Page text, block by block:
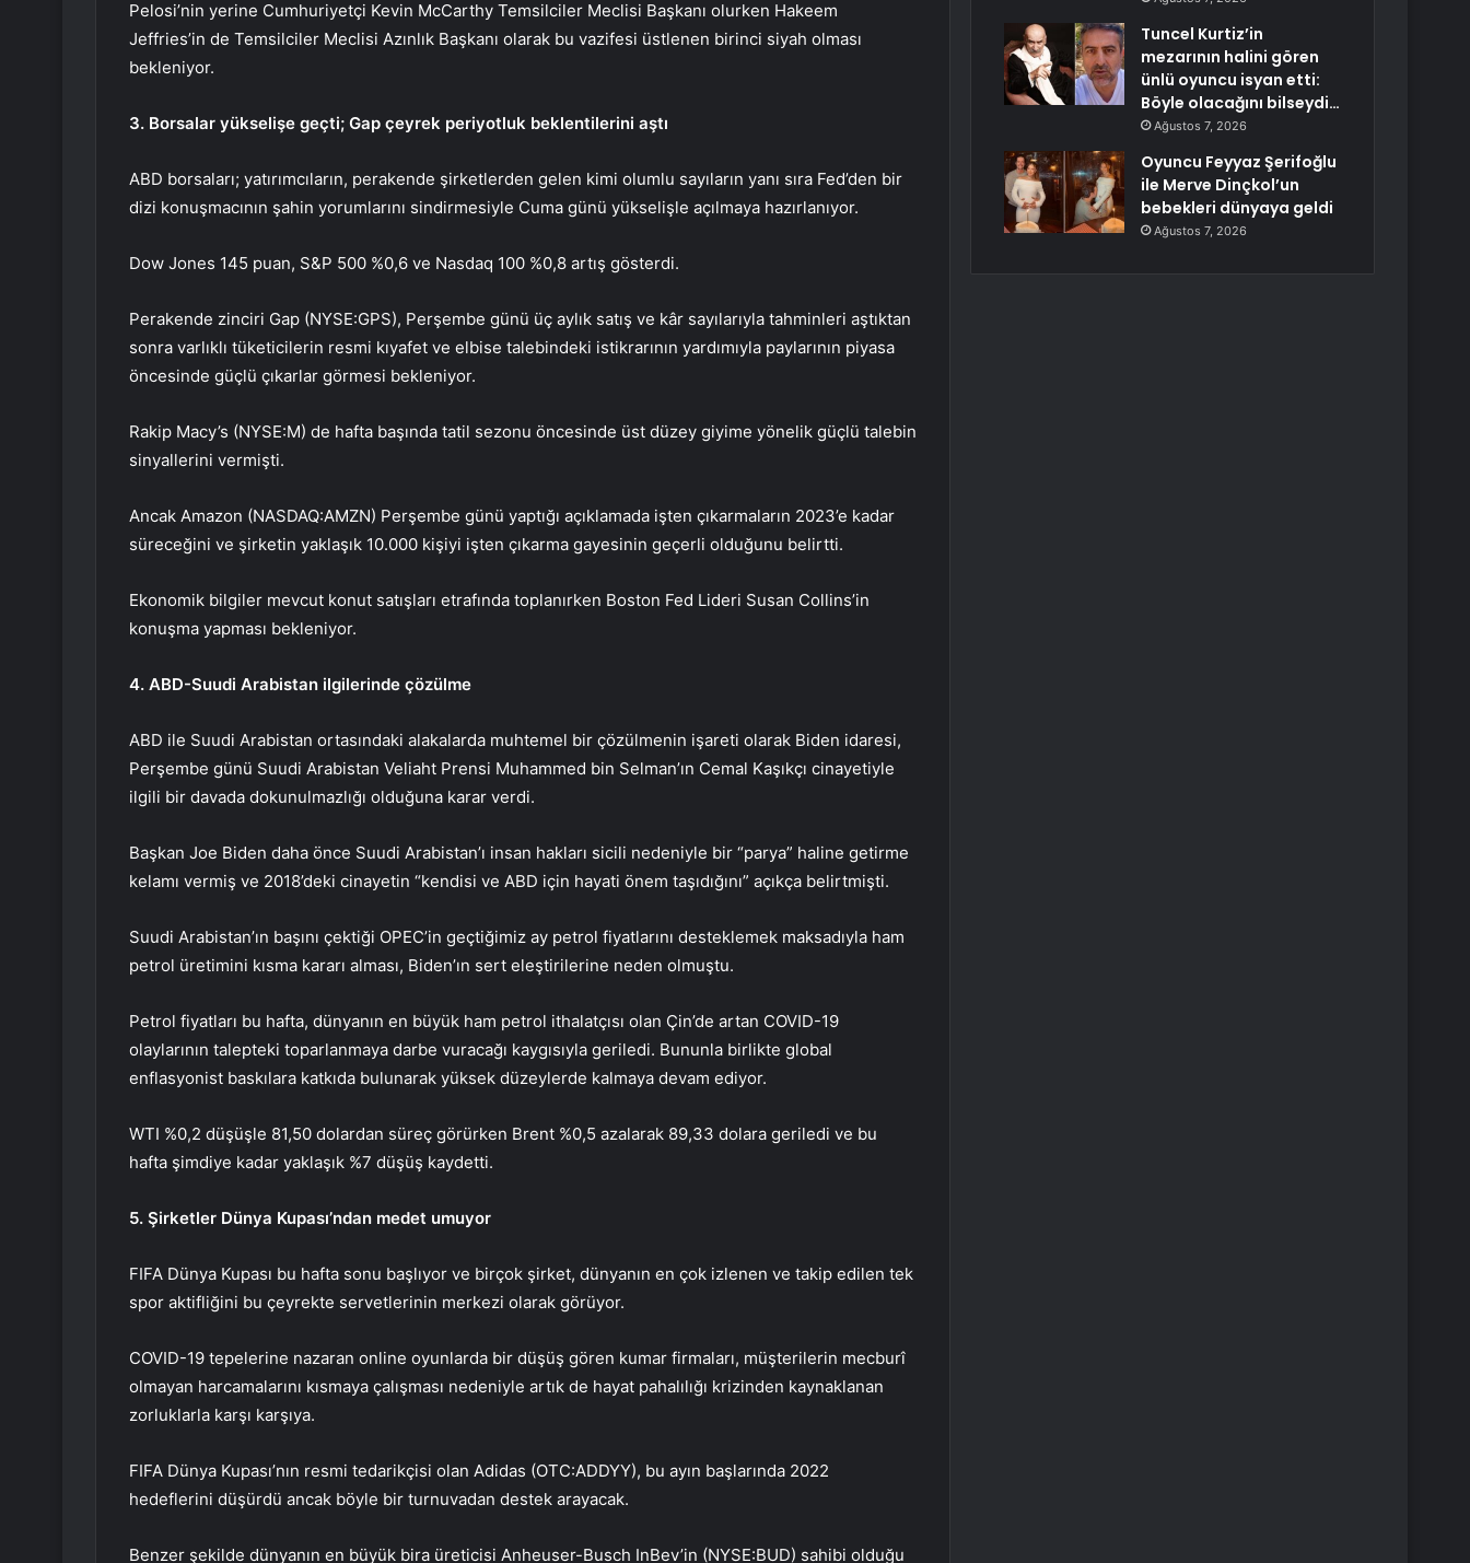
Pelosi’nin yerine Cumhuriyetçi Kevin McCarthy Temsilciler Meclisi Başkanı olurken Hakeem
Jeffries’in de Temsilciler Meclisi Azınlık Başkanı olarak bu vazifesi üstlenen birinci siyah olması
bekleniyor.
3. Borsalar yükselişe geçti; Gap çeyrek periyotluk beklentilerini aştı
ABD borsaları; yatırımcıların, perakende şirketlerden gelen kimi olumlu sayıların yanı sıra Fed’den bir
dizi konuşmacının şahin yorumlarını sindirmesiyle Cuma günü yükselişle açılmaya hazırlanıyor.
Dow Jones 145 puan, S&P 500 %0,6 ve Nasdaq 100 %0,8 artış gösterdi.
Perakende zinciri Gap (NYSE:GPS), Perşembe günü üç aylık satış ve kâr sayılarıyla tahminleri aştıktan
sonra varlıklı tüketicilerin resmi kıyafet ve elbise talebindeki istikrarının yardımıyla paylarının piyasa
öncesinde güçlü çıkarlar görmesi bekleniyor.
Rakip Macy’s (NYSE:M) de hafta başında tatil sezonu öncesinde üst düzey giyime yönelik güçlü talebin
sinyallerini vermişti.
Ancak Amazon (NASDAQ:AMZN) Perşembe günü yaptığı açıklamada işten çıkarmaların 2023’e kadar
süreceğini ve şirketin yaklaşık 10.000 kişiyi işten çıkarma gayesinin geçerli olduğunu belirtti.
Ekonomik bilgiler mevcut konut satışları etrafında toplanırken Boston Fed Lideri Susan Collins’in
konuşma yapması bekleniyor.
4. ABD-Suudi Arabistan ilgilerinde çözülme
ABD ile Suudi Arabistan ortasındaki alakalarda muhtemel bir çözülmenin işareti olarak Biden idaresi,
Perşembe günü Suudi Arabistan Veliaht Prensi Muhammed bin Selman’ın Cemal Kaşıkçı cinayetiyle
ilgili bir davada dokunulmazlığı olduğuna karar verdi.
Başkan Joe Biden daha önce Suudi Arabistan’ı insan hakları sicili nedeniyle bir “parya” haline getirme
kelamı vermiş ve 2018’deki cinayetin “kendisi ve ABD için hayati önem taşıdığını” açıkça belirtmişti.
Suudi Arabistan’ın başını çektiği OPEC’in geçtiğimiz ay petrol fiyatlarını desteklemek maksadıyla ham
petrol üretimini kısma kararı alması, Biden’ın sert eleştirilerine neden olmuştu.
Petrol fiyatları bu hafta, dünyanın en büyük ham petrol ithalatçısı olan Çin’de artan COVID-19
olaylarının talepteki toparlanmaya darbe vuracağı kaygısıyla geriledi. Bununla birlikte global
enflasyonist baskılara katkıda bulunarak yüksek düzeylerde kalmaya devam ediyor.
WTI %0,2 düşüşle 81,50 dolardan süreç görürken Brent %0,5 azalarak 89,33 dolara geriledi ve bu
hafta şimdiye kadar yaklaşık %7 düşüş kaydetti.
5. Şirketler Dünya Kupası’ndan medet umuyor
FIFA Dünya Kupası bu hafta sonu başlıyor ve birçok şirket, dünyanın en çok izlenen ve takip edilen tek
spor aktifliğini bu çeyrekte servetlerinin merkezi olarak görüyor.
COVID-19 tepelerine nazaran online oyunlarda bir düşüş gören kumar firmaları, müşterilerin mecburî
olmayan harcamalarını kısmaya çalışması nedeniyle artık de hayat pahalılığı krizinden kaynaklanan
zorluklarla karşı karşıya.
FIFA Dünya Kupası’nın resmi tedarikçisi olan Adidas (OTC:ADDYY), bu ayın başlarında 2022
hedeflerini düşürdü ancak böyle bir turnuvadan destek arayacak.
Benzer şekilde dünyanın en büyük bira üreticisi Anheuser-Busch InBev’in (NYSE:BUD) sahibi olduğu
Tuncel Kurtiz’in
mezarının halini gören
ünlü oyuncu isyan etti:
Böyle olacağını bilseydi…
Ağustos 7, 2026
Oyuncu Feyyaz Şerifoğlu
ile Merve Dinçkol’un
bebekleri dünyaya geldi
Ağustos 7, 2026